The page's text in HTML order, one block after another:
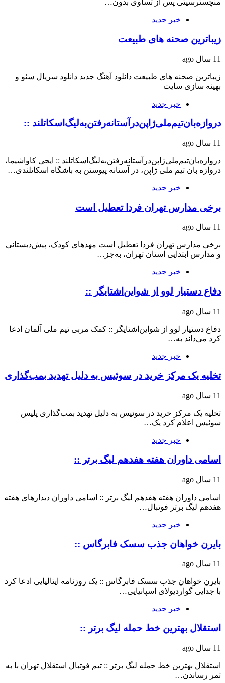
منچسترسیتی پس از تساوی بدون…
خبر جدید
زیباترین صحنه های طبیعت
11 سال ago
زیباترین صحنه های طبیعت دانلود آهنگ جدید دانلود سریال سئو و
بهینه سازی سایت
خبر جدید
دروازه‌بان‌تیم‌ملی‌ژاپن‌درآستانه‌رفتن‌به‌لیگ‌اسکاتلند ::
11 سال ago
دروازه‌بان‌تیم‌ملی‌ژاپن‌درآستانه‌رفتن‌به‌لیگ‌اسکاتلند :: ایجی کاواشیما،
دروازه بان تیم ملی ژاپن، در آستانه پیوستن به باشگاه اسکاتلندی…
خبر جدید
برخی مدارس تهران فردا تعطیل است
11 سال ago
برخی مدارس تهران فردا تعطیل است مهدهای کودک، پیش‌دبستانی
و مدارس ابتدایی استان تهران، به‌جز…
خبر جدید
دفاع دستیار لوو از شواین‌اشتایگر ::
11 سال ago
دفاع دستیار لوو از شواین‌اشتایگر :: کمک مربی تیم ملی آلمان ادعا
کرد می‌داند به…
خبر جدید
تخلیه یک مرکز خرید در سوئیس به دلیل تهدید بمب‌گذاری
11 سال ago
تخلیه یک مرکز خرید در سوئیس به دلیل تهدید بمب‌گذاری پلیس
سوئیس اعلام کرد یک…
خبر جدید
اسامی داوران هفته هفدهم لیگ برتر ::
11 سال ago
اسامی داوران هفته هفدهم لیگ برتر :: اسامی داوران دیدارهای هفته
هفدهم لیگ برتر فوتبال…
خبر جدید
بایرن خواهان جذب سسک فابرگاس ::
11 سال ago
بایرن خواهان جذب سسک فابرگاس :: یک روزنامه ایتالیایی ادعا کرد
با جدایی گواردیولای اسپانیایی…
خبر جدید
استقلال بهترین خط حمله لیگ برتر ::
11 سال ago
استقلال بهترین خط حمله لیگ برتر :: تیم فوتبال استقلال تهران با به
ثمر رساندن…